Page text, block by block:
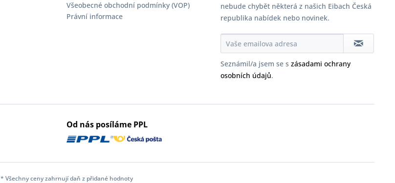
Všeobecné obchodní podmínky (VOP)
Právní informace
nebude chybět některá z našich Eibach Česká
republika nabídek nebo novinek.
Seznámil/a jsem se s zásadami ochrany
osobních údajů.
Od nás posíláme PPL
* Všechny ceny zahrnují daň z přidané hodnoty